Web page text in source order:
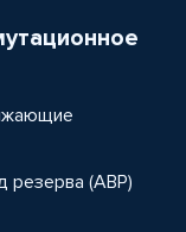
резерва (АВР)